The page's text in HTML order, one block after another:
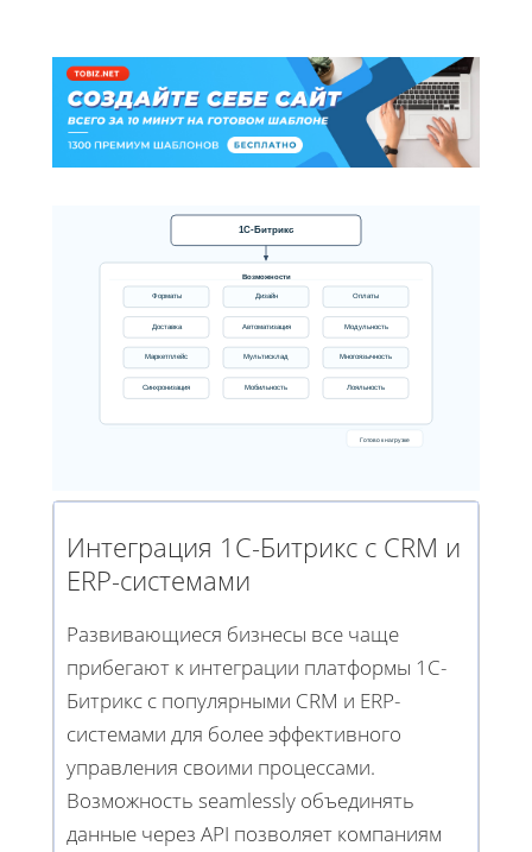
1С-Битрикс
Возможности
Форматы Дизайн Оплаты
Доставка Автоматизация Модульность
Маркетплейс Мультисклад Многоязычность
Синхронизация Мобильность Лояльность
Готово к нагрузке
Интеграция 1С-Битрикс с CRM и
ERP-системами
Развивающиеся бизнесы все чаще
прибегают к интеграции платформы 1С-
Битрикс с популярными CRM и ERP-
системами для более эффективного
управления своими процессами.
Возможность seamlessly объединять
данные через API позволяет компаниям